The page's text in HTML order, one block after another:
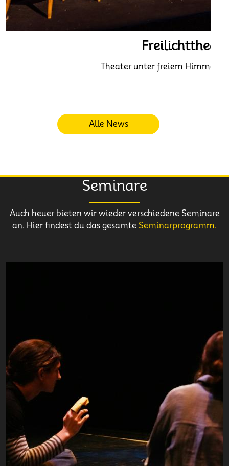
Theater unter freiem Himmel:
Alle News
Seminare
Auch heuer bieten wir wieder verschiedene Seminare
an. Hier findest du das gesamte Seminarprogramm.